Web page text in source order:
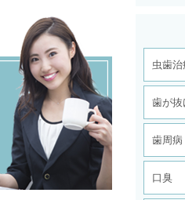
虫歯治
歯が抜
歯周病
口臭